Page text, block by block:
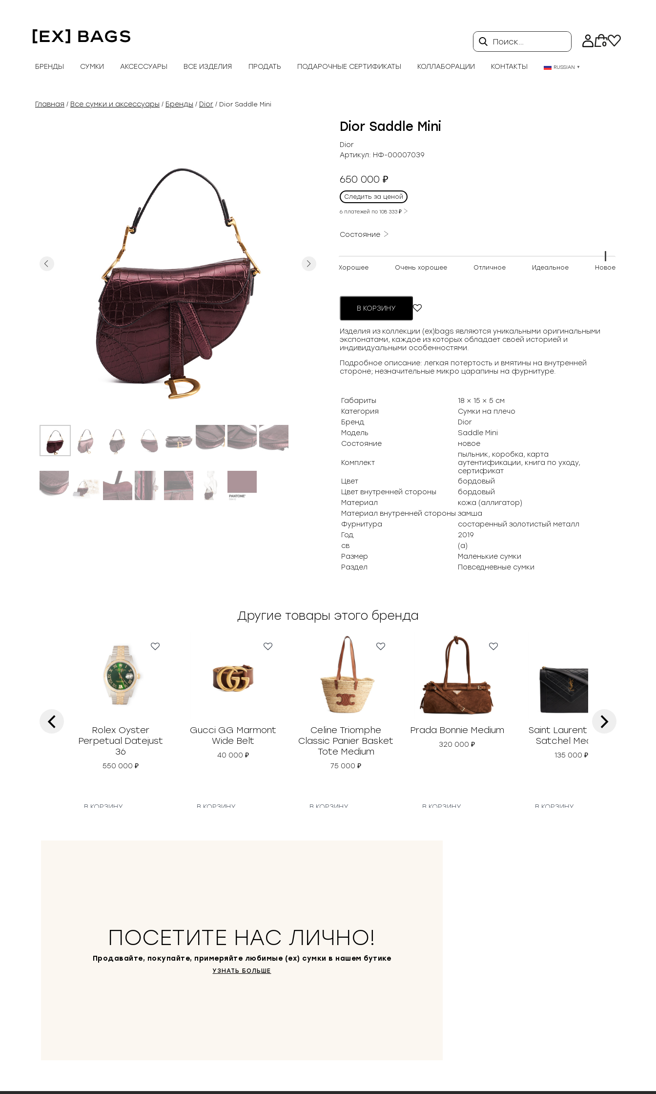
содержимому
Поиск… 0
БРЕНДЫ СУМКИ АКСЕССУАРЫ ВСЕ ИЗДЕЛИЯ ПРОДАТЬ ПОДАРОЧНЫЕ СЕРТИФИКАТЫ КОЛЛАБОРАЦИИ КОНТАКТЫ RUSSIAN ▼
Главная / Все сумки и аксессуары / Бренды / Dior / Dior Saddle Mini
Previous Next
Dior Saddle Mini
Dior
Артикул: НФ-00007039
650 000 ₽
Следить за ценой
6 платежей по 108 333 ₽
Состояние
Хорошее Очень хорошее Отличное Идеальное Новое
В КОРЗИНУ
Изделия из коллекции (ex)bags являются уникальными оригинальными
экспонатами, каждое из которых обладает своей историей и
индивидуальными особенностями.
Подробное описание: легкая потертость и вмятины на внутренней
стороне; незначительные микро царапины на фурнитуре.
Габариты
18 × 15 × 5 см
Категория
Сумки на плечо
Бренд
Dior
Модель
Saddle Mini
Состояние
новое
Комплект
пыльник, коробка, карта
аутентификации, книга по уходу,
сертификат
Цвет
бордовый
Цвет внутренней стороны
бордовый
Материал
кожа (аллигатор)
Материал внутренней стороны замша
Фурнитура
состаренный золотистый металл
Год
2019
св
(а)
Размер
Маленькие сумки
Раздел
Повседневные сумки
Другие товары этого бренда
Rolex Oyster
Perpetual Datejust
36
550 000 ₽
В КОРЗИНУ
Gucci GG Marmont
Wide Belt
40 000₽
В КОРЗИНУ
Celine Triomphe
Classic Panier Basket
Tote Medium
75 000₽
В КОРЗИНУ
Prada Bonnie Medium
320 000₽
В КОРЗИНУ
Saint Laurent Gaby
Satchel Medium
135 000₽
В КОРЗИНУ
‹ ›
ПОСЕТИТЕ НАС ЛИЧНО!
Продавайте, покупайте, примеряйте любимые (ex) сумки в нашем бутике
УЗНАТЬ БОЛЬШЕ